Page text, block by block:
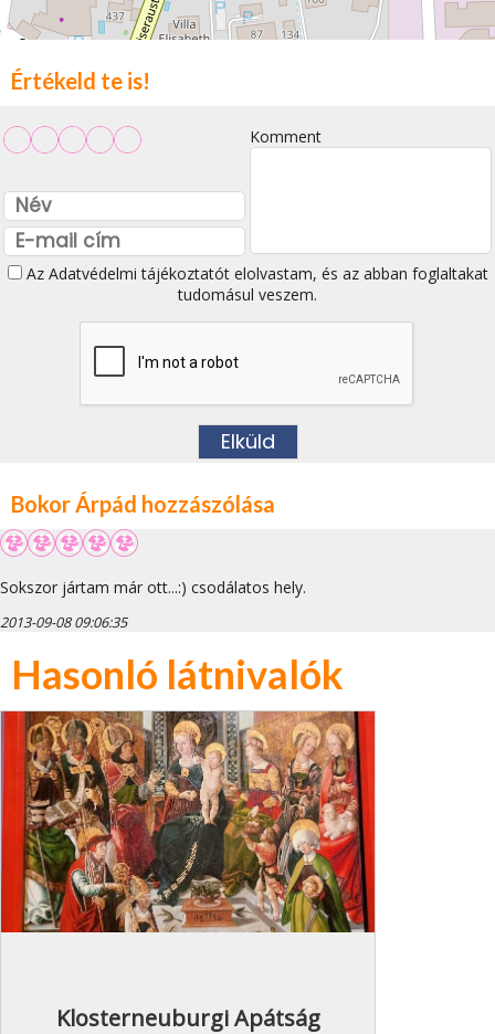
Értékeld te is!
Komment
Az Adatvédelmi tájékoztatótelolvastam, és az abban foglaltakat
tudomásul veszem.
Bokor Árpád hozzászólása
Sokszor jártam már ott...:) csodálatos hely.
2013-09-08 09:06:35
Hasonló látnivalók
Klosterneuburgi Apátság